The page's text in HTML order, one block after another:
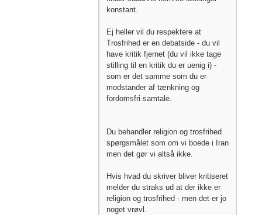
konstant.
Ej heller vil du respektere at
Trosfrihed er en debatside - du vil
have kritik fjernet (du vil ikke tage
stilling til en kritik du er uenig i) -
som er det samme som du er
modstander af tænkning og
fordomsfri samtale.
Du behandler religion og trosfrihed
spørgsmålet som om vi boede i Iran
men det gør vi altså ikke.
Hvis hvad du skriver bliver kritiseret
melder du straks ud at der ikke er
religion og trosfrihed - men det er jo
noget vrøvl.